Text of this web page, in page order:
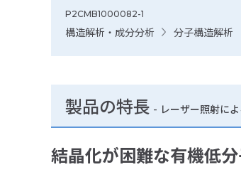
P2CMB1000082-1
構造解析・成分分析 分子構造解析
製品の特長 - レーザー照射に
結晶化が困難な有機低